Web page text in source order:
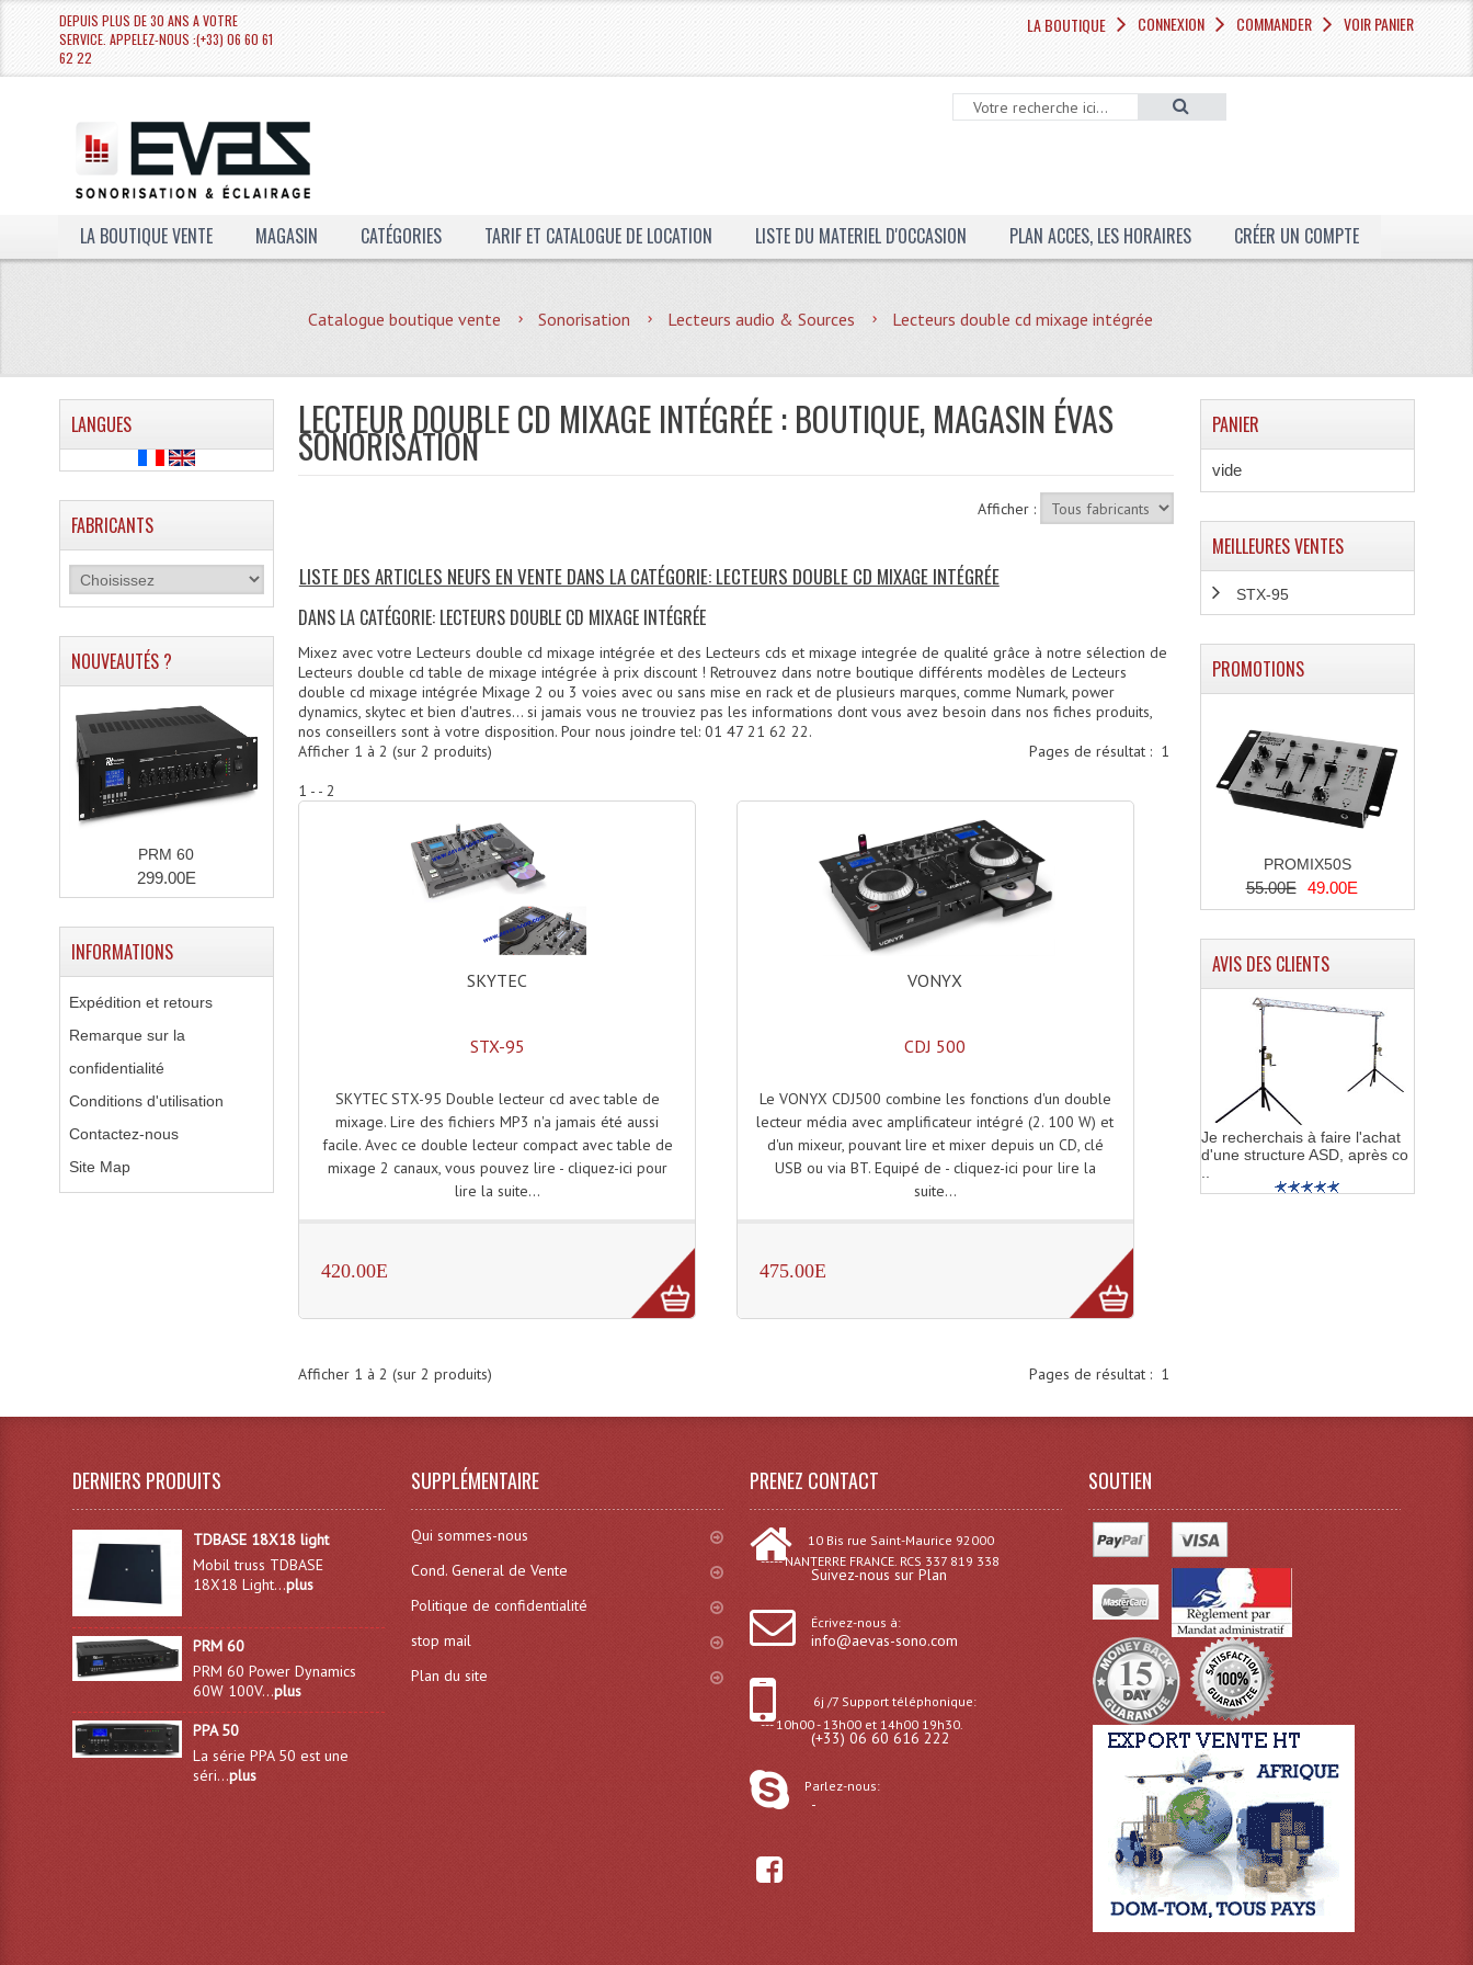
DEPUIS PLUS DE 30 ANS A VOTRE
SERVICE. APPELEZ-NOUS :(+33) 06 60 61
62 22
LA BOUTIQUE CONNEXION COMMANDER VOIR PANIER
LA BOUTIQUE VENTE MAGASIN CATÉGORIES TARIF ET CATALOGUE DE LOCATION LISTE DU MATERIEL D'OCCASION PLAN ACCES, LES HORAIRES CRÉER UN COMPTE
Catalogue boutique vente Sonorisation Lecteurs audio & Sources Lecteurs double cd mixage intégrée
LECTEUR DOUBLE CD MIXAGE INTÉGRÉE : BOUTIQUE, MAGASIN ÉVAS
SONORISATION
Afficher :
LISTE DES ARTICLES NEUFS EN VENTE DANS LA CATÉGORIE: LECTEURS DOUBLE CD MIXAGE INTÉGRÉE
DANS LA CATÉGORIE: LECTEURS DOUBLE CD MIXAGE INTÉGRÉE
Mixez avec votre Lecteurs double cd mixage intégrée et des Lecteurs cds et mixage integrée de qualité grâce à notre sélection de
Lecteurs double cd table de mixage intégrée à prix discount ! Retrouvez dans notre boutique différents modèles de Lecteurs
double cd mixage intégrée Mixage 2 ou 3 voies avec ou sans mise en rack et de plusieurs marques, comme Numark, power
dynamics, skytec et bien d'autres... si jamais vous ne trouviez pas les informations dont vous avez besoin dans nos fiches produits,
nos conseillers sont à votre disposition. Pour nous joindre tel: 01 47 21 62 22.
Pages de résultat : 1
Afficher 1 à 2 (sur 2 produits)
1 - - 2
SKYTEC
STX-95
SKYTEC STX-95 Double lecteur cd avec table de
mixage. Lire des fichiers MP3 n'a jamais été aussi
facile. Avec ce double lecteur compact avec table de
mixage 2 canaux, vous pouvez lire - cliquez-ici pour
lire la suite...
420.00E
VONYX
CDJ 500
Le VONYX CDJ500 combine les fonctions d'un double
lecteur média avec amplificateur intégré (2. 100 W) et
d'un mixeur, pouvant lire et mixer depuis un CD, clé
USB ou via BT. Equipé de - cliquez-ici pour lire la
suite...
475.00E
Pages de résultat : 1
Afficher 1 à 2 (sur 2 produits)
LANGUES
FABRICANTS
NOUVEAUTÉS ?
PRM 60
299.00E
INFORMATIONS
Expédition et retours
Remarque sur la
confidentialité
Conditions d'utilisation
Contactez-nous
Site Map
PANIER
vide
MEILLEURES VENTES
STX-95
PROMOTIONS
PROMIX50S
55.00E 49.00E
AVIS DES CLIENTS
Je recherchais à faire l'achat
d'une structure ASD, après co
..
DERNIERS PRODUITS
TDBASE 18X18 light
Mobil truss TDBASE
18X18 Light...plus
PRM 60
PRM 60 Power Dynamics
60W 100V...plus
PPA 50
La série PPA 50 est une
séri...plus
SUPPLÉMENTAIRE
Qui sommes-nous
Cond. General de Vente
Politique de confidentialité
stop mail
Plan du site
PRENEZ CONTACT
10 Bis rue Saint-Maurice 92000
----- NANTERRE FRANCE. RCS 337 819 338
Suivez-nous sur Plan
Écrivez-nous à:
info@aevas-sono.com
6j /7 Support téléphonique:
--- 10h00 - 13h00 et 14h00 19h30.
(+33) 06 60 616 222
Parlez-nous:
-
SOUTIEN